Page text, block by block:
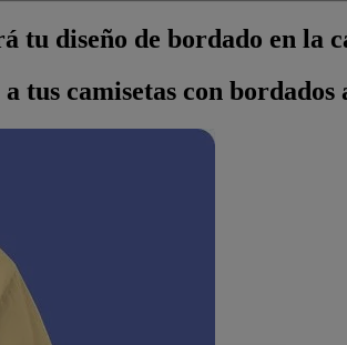
tu diseño de bordado en la
tus camisetas con bordados